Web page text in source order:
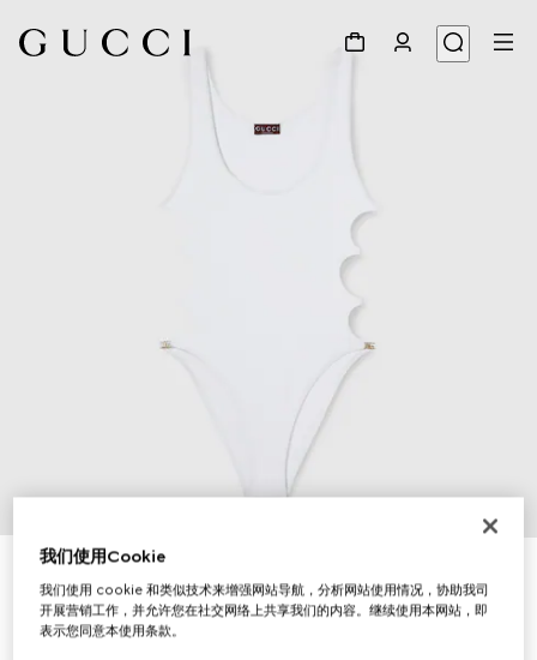
闪亮弹力针织泳装式连体衣
€ 790
我们使用Cookie
我们使用 cookie 和类似技术来增强网站导航，分析网站使用情况，协助我司
开展营销工作，并允许您在社交网络上共享我们的内容。继续使用本网站，即
表示您同意本使用条款。